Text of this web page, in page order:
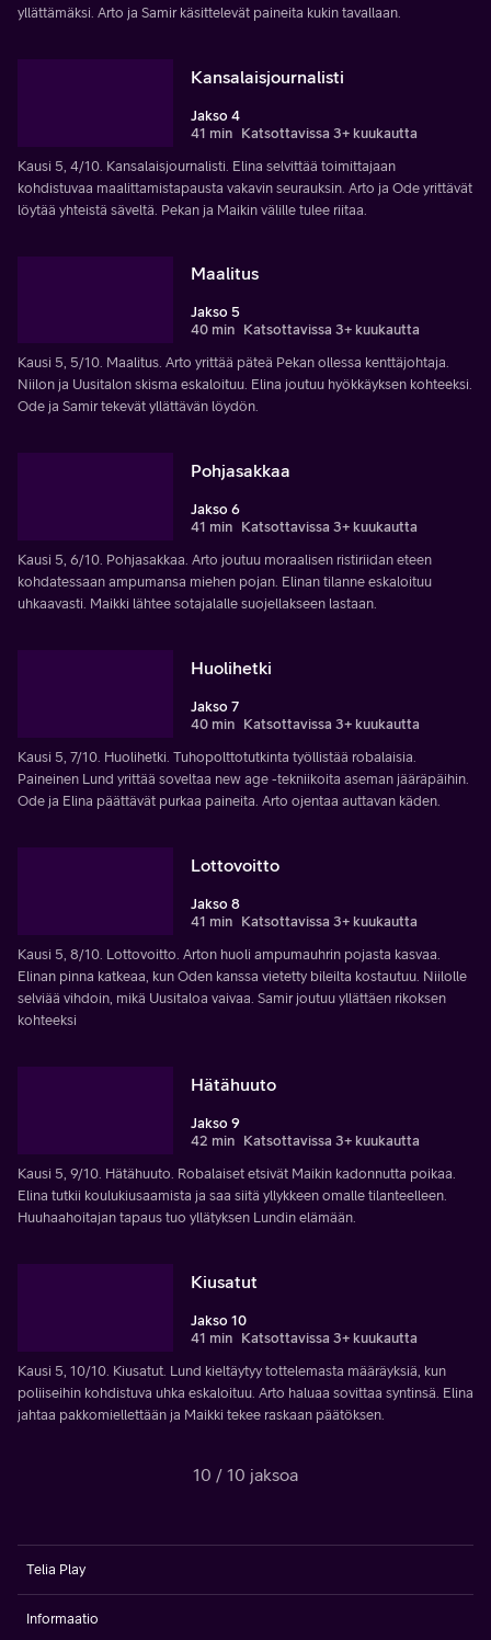
yllättämäksi. Arto ja Samir käsittelevät paineita kukin tavallaan.
Kansalaisjournalisti
Jakso 4
41 min Katsottavissa 3+ kuukautta
Kausi 5, 4/10. Kansalaisjournalisti. Elina selvittää toimittajaan
kohdistuvaa maalittamistapausta vakavin seurauksin. Arto ja Ode yrittävät
löytää yhteistä säveltä. Pekan ja Maikin välille tulee riitaa.
Maalitus
Jakso 5
40 min Katsottavissa 3+ kuukautta
Kausi 5, 5/10. Maalitus. Arto yrittää päteä Pekan ollessa kenttäjohtaja.
Niilon ja Uusitalon skisma eskaloituu. Elina joutuu hyökkäyksen kohteeksi.
Ode ja Samir tekevät yllättävän löydön.
Pohjasakkaa
Jakso 6
41 min Katsottavissa 3+ kuukautta
Kausi 5, 6/10. Pohjasakkaa. Arto joutuu moraalisen ristiriidan eteen
kohdatessaan ampumansa miehen pojan. Elinan tilanne eskaloituu
uhkaavasti. Maikki lähtee sotajalalle suojellakseen lastaan.
Huolihetki
Jakso 7
40 min Katsottavissa 3+ kuukautta
Kausi 5, 7/10. Huolihetki. Tuhopolttotutkinta työllistää robalaisia.
Paineinen Lund yrittää soveltaa new age -tekniikoita aseman jääräpäihin.
Ode ja Elina päättävät purkaa paineita. Arto ojentaa auttavan käden.
Lottovoitto
Jakso 8
41 min Katsottavissa 3+ kuukautta
Kausi 5, 8/10. Lottovoitto. Arton huoli ampumauhrin pojasta kasvaa.
Elinan pinna katkeaa, kun Oden kanssa vietetty bileilta kostautuu. Niilolle
selviää vihdoin, mikä Uusitaloa vaivaa. Samir joutuu yllättäen rikoksen
kohteeksi
Hätähuuto
Jakso 9
42 min Katsottavissa 3+ kuukautta
Kausi 5, 9/10. Hätähuuto. Robalaiset etsivät Maikin kadonnutta poikaa.
Elina tutkii koulukiusaamista ja saa siitä yllykkeen omalle tilanteelleen.
Huuhaahoitajan tapaus tuo yllätyksen Lundin elämään.
Kiusatut
Jakso 10
41 min Katsottavissa 3+ kuukautta
Kausi 5, 10/10. Kiusatut. Lund kieltäytyy tottelemasta määräyksiä, kun
poliiseihin kohdistuva uhka eskaloituu. Arto haluaa sovittaa syntinsä. Elina
jahtaa pakkomiellettään ja Maikki tekee raskaan päätöksen.
10 / 10 jaksoa
Telia Play
Informaatio